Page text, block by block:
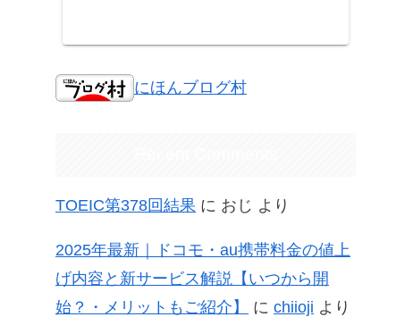
にほんブログ村
TOEIC第378回結果 に おじ より
2025年最新｜ドコモ・au携帯料金の値上
げ内容と新サービス解説【いつから開
始？・メリットもご紹介】
に chiioji より